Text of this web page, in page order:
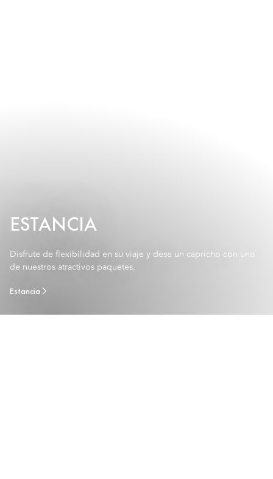
ESTANCIA
Disfrute de flexibilidad en su viaje y dese un capricho con uno
de nuestros atractivos paquetes.
Estancia